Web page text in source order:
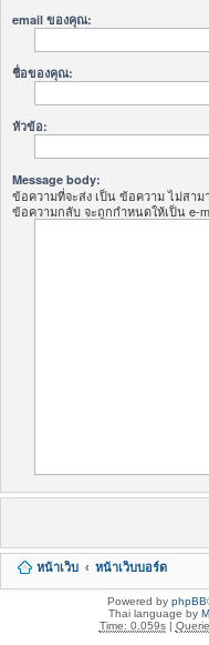
email ของคุณ:
ชื่อของคุณ:
หัวข้อ:
Message body:
ข้อความที่จะส่ง เป็น ข้อความ ไม่สาม
ข้อความกลับ จะถูกกำหนดให้เป็น e-
หน้าเว็บ หน้าเว็บบอร์ด
Powered by phpBB
Thai language by
Time: 0.059s|